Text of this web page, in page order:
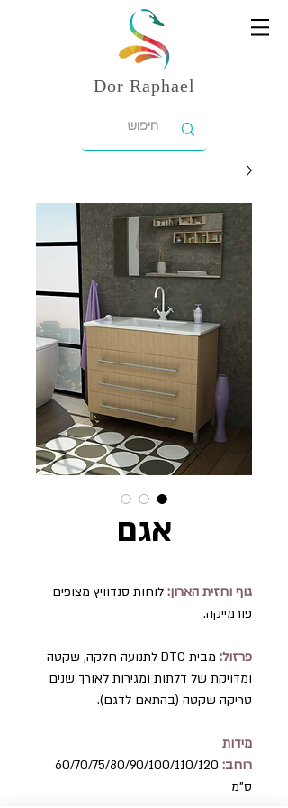
Dor Raphael
אגם
גוף וחזית הארון: לוחות סנדוויץ מצופים
פורמייקה.
פרזול:
מבית DTC לתנועה חלקה, שקטה
ומדויקת של דלתות ומגירות לאורך שנים
טריקה שקטה (בהתאם לדגם).
מידות
רוחב: 60/70/75/80/90/100/110/120
ס"מ